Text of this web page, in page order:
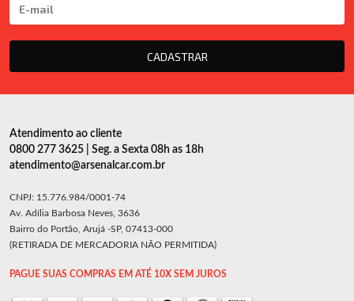
CADASTRAR
Atendimento ao cliente
0800 277 3625 | Seg. a Sexta 08h as 18h
atendimento@arsenalcar.com.br
CNPJ: 15.776.984/0001-74
Av. Adília Barbosa Neves, 3636
Bairro do Portão, Arujá -SP, 07413-000
(RETIRADA DE MERCADORIA NÃO PERMITIDA)
PAGUE SUAS COMPRAS EM ATÉ 10X SEM JUROS